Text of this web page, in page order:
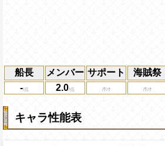
船長 メンバー サポート
海賊祭
-
2.0
キャラ性能表